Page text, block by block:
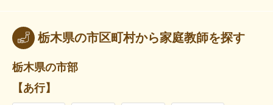
栃木県の市区町村から家庭教師を探す
栃木県の市部
【あ行】